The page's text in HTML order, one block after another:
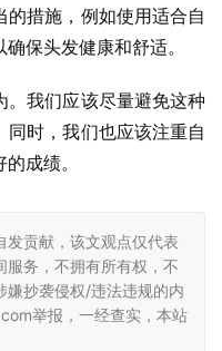
措施，例如使用适合自
保头发健康和舒适。
。我们应该尽量避免这种
时，我们也应该注重自
成绩。
发贡献，该文观点仅代表
服务，不拥有所有权，不
嫌抄袭侵权/违法违规的内
举报，一经查实，本站